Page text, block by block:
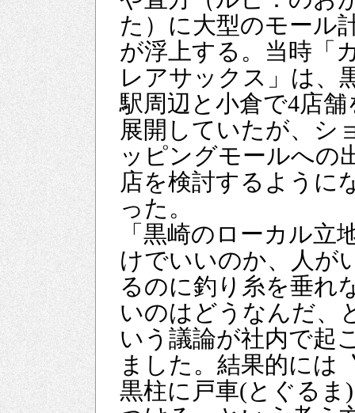
た）に大型のモール
が浮上する。当時「
レアサックス」は、
駅周辺と小倉で4店舗
展開していたが、シ
ッピングモールへの
店を検討するように
った。
「黒崎のローカル立
けでいいのか、人が
るのに釣り糸を垂れ
いのはどうなんだ、
いう議論が社内で起
ました。結果的には
黒柱に戸車(とぐるま